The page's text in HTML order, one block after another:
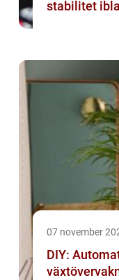
stabilitet
07 november
DIY: